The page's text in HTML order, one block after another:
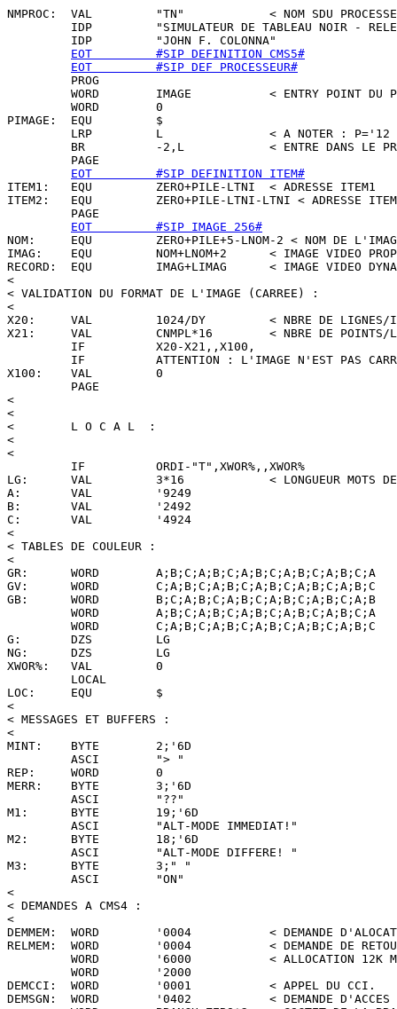
NMPROC:  VAL         "TN"            < NOM SDU
IDP         "SIMULATEUR DE TABLEAU NOIR -
         IDP         "JOHN F. COLONNA"
EOT         #SIP DEFINITION CMS5#
EOT         #SIP DEF PROCESSEUR#
         PROG
WORD        IMAGE           < ENTRY POINT DU
         WORD        0
PIMAGE:  EQU         $
LRP         L               < A NOTER : P='12
BR          -2,L            < ENTRE DANS LE
         PAGE
EOT         #SIP DEFINITION ITEM#
ITEM1:   EQU         ZERO+PILE-LTNI  < ADRESSE ITEM1
ITEM2:   EQU         ZERO+PILE-LTNI-LTNI < ADRESSE
         PAGE
EOT         #SIP IMAGE 256#
NOM:     EQU         ZERO+PILE+5-LNOM-2 < NOM DE
IMAG:    EQU         NOM+LNOM+2      < IMAGE VIDEO
RECORD:  EQU         IMAG+LIMAG      < IMAGE VIDEO
<
< VALIDATION DU FORMAT DE L'IMAGE (CARREE) :
<
X20:     VAL         1024/DY         < NBRE DE LIGNES/
X21:     VAL         CNMPL*16        < NBRE DE POINTS/
         IF          X20-X21,,X100,
IF          ATTENTION : L'IMAGE N'EST PAS
X100:    VAL         0
         PAGE
<
<
<        L O C A L  :
<
<
         IF          ORDI-"T",XWOR%,,XWOR%
LG:      VAL         3*16            < LONGUEUR MOTS
A:       VAL         '9249
B:       VAL         '2492
C:       VAL         '4924
<
< TABLES DE COULEUR :
<
GR:      WORD        A;B;C;A;B;C;A;B;C;A;B;C;A;B;C;A
GV:      WORD        C;A;B;C;A;B;C;A;B;C;A;B;C;A;B;C
GB:      WORD        B;C;A;B;C;A;B;C;A;B;C;A;B;C;A;B
         WORD        A;B;C;A;B;C;A;B;C;A;B;C;A;B;C;A
         WORD        C;A;B;C;A;B;C;A;B;C;A;B;C;A;B;C
G:       DZS         LG
NG:      DZS         LG
XWOR%:   VAL         0
         LOCAL
LOC:     EQU         $
<
< MESSAGES ET BUFFERS :
<
MINT:    BYTE        2;'6D
         ASCI        "> "
REP:     WORD        0
MERR:    BYTE        3;'6D
         ASCI        "??"
M1:      BYTE        19;'6D
         ASCI        "ALT-MODE IMMEDIAT!"
M2:      BYTE        18;'6D
         ASCI        "ALT-MODE DIFFERE! "
M3:      BYTE        3;" "
         ASCI        "ON"
<
< DEMANDES A CMS4 :
<
DEMMEM:  WORD        '0004           < DEMANDE
RELMEM:  WORD        '0004           < DEMANDE DE
WORD        '6000           < ALLOCATION 12K
         WORD        '2000
DEMCCI:  WORD        '0001           < APPEL DU CCI.
DEMSGN:  WORD        '0402           < DEMANDE D'ACCES